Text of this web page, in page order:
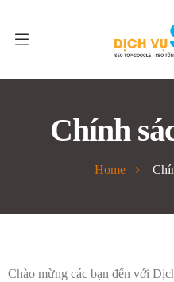
Chính
Home
Chào mừng các bạn đến với